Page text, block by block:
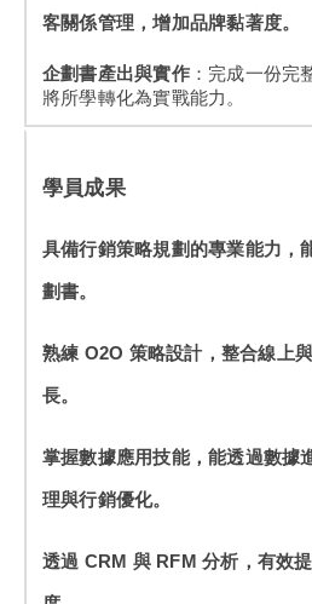
客關係管理，增加品牌黏著度。
企劃書產出與實作：完成一份完
將所學轉化為實戰能力。
學員成果
具備行銷策略規劃的專業能力，
劃書。
熟練 O2O 策略設計，整合線上
長。
掌握數據應用技能，能透過數據
理與行銷優化。
透過 CRM 與 RFM 分析，有效